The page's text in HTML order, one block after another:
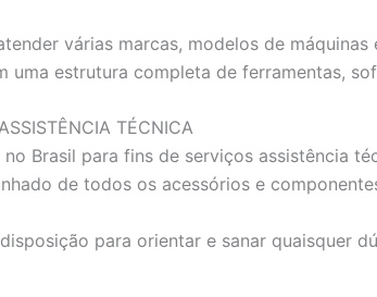
várias marcas, modelos de
uma estrutura completa de ferramentas,
TÉCNICA
Brasil para fins de serviços assistência
de todos os acessórios e
para orientar e sanar quaisquer